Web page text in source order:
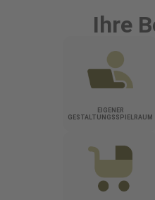
Ihre
EIGENER
GESTALTUNGSSPIELRAUM